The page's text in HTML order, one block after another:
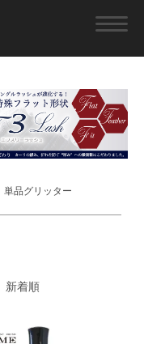
単品グリッター
新着順